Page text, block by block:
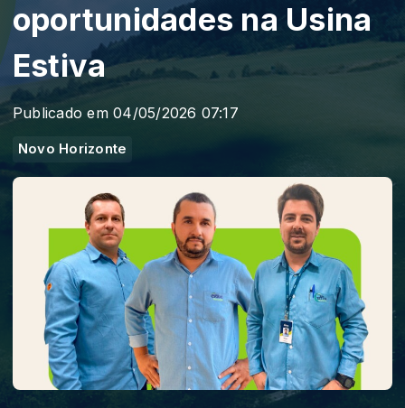
oportunidades na Usina
Estiva
Publicado em 04/05/2026 07:17
Novo Horizonte